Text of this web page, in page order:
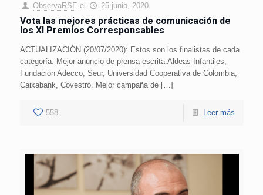
ObservaRSE el 25 junio, 2020
Vota las mejores prácticas de comunicación de
los XI Premios Corresponsables
ACTUALIZACIÓN (20/07/2020): Estos son los finalistas de cada
categoría: Mejor anuncio de prensa escrita:Aldeas Infantiles,
Fundación Adecco, Seur, Universidad Cooperativa de Colombia,
Caixabank, Covestro. Mejor campaña de […]
558 Leer más